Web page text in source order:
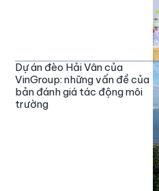
Dự án đèo Hải Vân của
VinGroup: những vấn đề của
bản đánh giá tác động môi
trường